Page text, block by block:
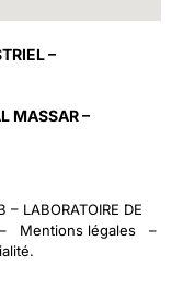
–
MASSAR –
– LABORATOIRE DE
Mentions légales–
.